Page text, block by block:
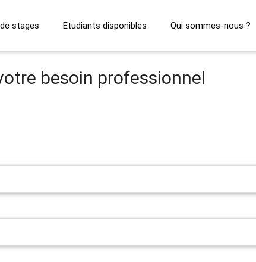
stages Etudiants disponibles Qui sommes-nous ?
besoin professionnel